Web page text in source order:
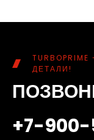
ДЕТАЛИ!
+7-900-